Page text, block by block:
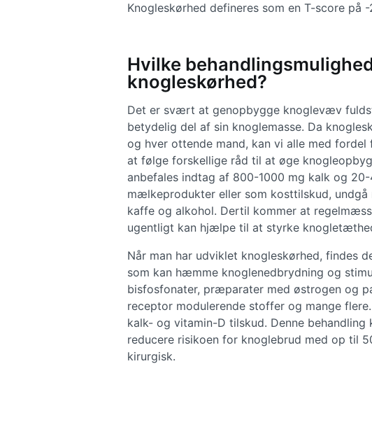
Knogleskørhed defineres som en T-score på
Hvilke
knogleskørhed?
Det er svært at genopbygge knoglevæv
betydelig del af sin knoglemasse. Da
og hver ottende mand, kan vi alle med
at følge forskellige råd til at øge
anbefales indtag af 800-1000 mg kalk og
mælkeprodukter eller som kosttilskud,
kaffe og alkohol. Dertil kommer at
ugentligt kan hjælpe til at styrke
Når man har udviklet knogleskørhed, findes
som kan hæmme knoglenedbrydning og
bisfosfonater, præparater med østrogen og
receptor modulerende stoffer og mange
kalk- og vitamin-D tilskud. Denne behandling
reducere risikoen for knoglebrud med op til
kirurgisk.